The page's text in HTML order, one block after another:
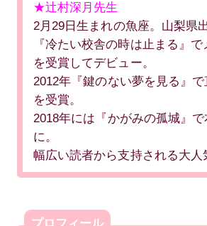
★辻村深月先生
2月29日生まれの魚座。山梨県
『冷たい校舎の時は止まる』
を受賞してデビュー。
2012年『鍵のない夢を見る』
を受賞。
2018年には『かがみの孤城』
に。
幅広い読者から支持される大人